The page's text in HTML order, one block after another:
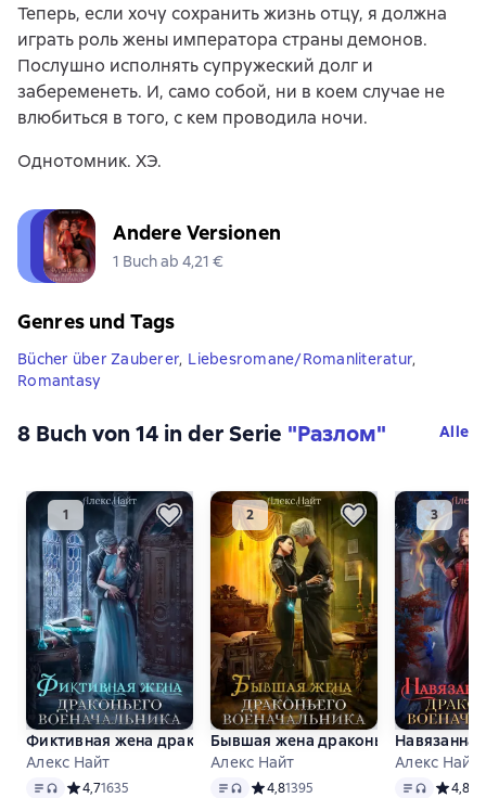
Теперь, если хочу сохранить жизнь отцу, я должна
играть роль жены императора страны демонов.
Послушно исполнять супружеский долг и
забеременеть. И, само собой, ни в коем случае не
влюбиться в того, с кем проводила ночи.
Однотомник. ХЭ.
Andere Versionen
1 Buch ab 4,21 €
Genres und Tags
Bücher über Zauberer, Liebesromane/Romanliteratur,
Romantasy
8 Buch von 14 in der Serie "Разлом" Alle
Фиктивная жена драконьего военачальника
Алекс Найт
Text, Audioformat verfügbar
Средний рейтинг 4,7 на основе 1635 оценок
4,71635
Бывшая жена драконьего
Алекс Найт
Text, Audioformat verfügbar
Средний рейтинг 4,8 на основе
4,81395
Алекс Найт
Text, 4,8